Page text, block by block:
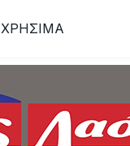
ΧΡΗΣΙΜΑ